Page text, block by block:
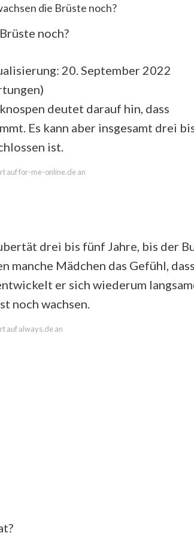
die Brüste noch?
noch?
20. September 2022
)
deutet darauf hin, dass
Es kann aber insgesamt drei
ist.
auf for-me-online.de an
drei bis fünf Jahre, bis der
manche Mädchen das Gefühl,
er sich wiederum
noch wachsen.
auf always.de an